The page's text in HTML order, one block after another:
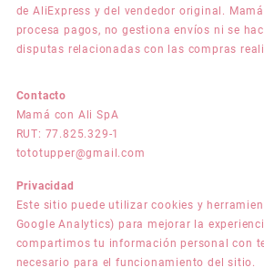
de AliExpress y del vendedor original.
procesa pagos, no gestiona envíos ni se
disputas relacionadas con las compras
Contacto
Mamá con Ali SpA
RUT: 77.825.329-1
tototupper@gmail.com
Privacidad
Este sitio puede utilizar cookies y
Google Analytics) para mejorar la
compartimos tu información personal con
necesario para el funcionamiento del sitio.